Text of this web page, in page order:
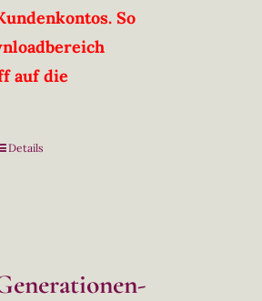
So
auf die
Details